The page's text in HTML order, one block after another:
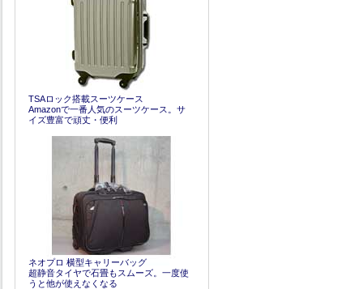
TSAロック搭載スーツケース
Amazonで一番人気のスーツケース。サ
イズ豊富で頑丈・便利
ネオプロ 横型キャリーバッグ
超静音タイヤで石畳もスムーズ。一度使
うと他が使えなくなる